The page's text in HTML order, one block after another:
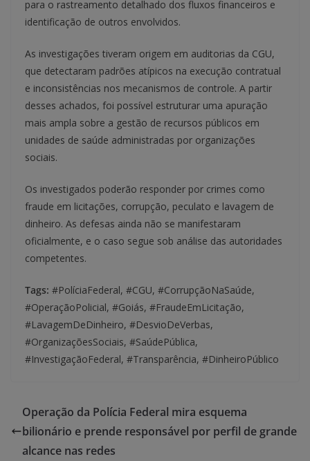
para o rastreamento detalhado dos fluxos financeiros e
identificação de outros envolvidos.
As investigações tiveram origem em auditorias da CGU,
que detectaram padrões atípicos na execução contratual
e inconsistências nos mecanismos de controle. A partir
desses achados, foi possível estruturar uma apuração
mais ampla sobre a gestão de recursos públicos em
unidades de saúde administradas por organizações
sociais.
Os investigados poderão responder por crimes como
fraude em licitações, corrupção, peculato e lavagem de
dinheiro. As defesas ainda não se manifestaram
oficialmente, e o caso segue sob análise das autoridades
competentes.
Tags: #PolíciaFederal, #CGU, #CorrupçãoNaSaúde,
#OperaçãoPolicial, #Goiás, #FraudeEmLicitação,
#LavagemDeDinheiro, #DesvioDeVerbas,
#OrganizaçõesSociais, #SaúdePública,
#InvestigaçãoFederal, #Transparência, #DinheiroPúblico
Operação da Polícia Federal mira esquema
bilionário e prende responsável por perfil de grande
alcance nas redes